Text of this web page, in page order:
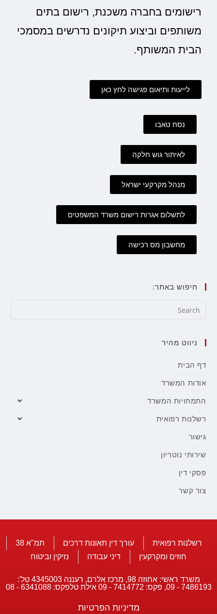
רישומים בחברה משכנת, רישום בתים
משותפים וביצוע תיקונים נדרשים במסמכי
הבית המשותף.
לייעות ותיאום פגישה לחץ כאן
נסח טאבו
לאיתור גוש חלקה
מנהל מקרקעי ישראל
לתשלום אגרות רישום משרד המשפטים
מחשבון מס רכישה
חיפוש באתר:
ניווט מהיר
דף הבית
אודות המשרד
התמחויות המשרד
רשלנות רפואית
גישור
שירותי נוטריון
פסקי דין
צור קשר
רשלנות רפואית עורך דין תאונות דרכים
תמ"א 38
חוזים ומקרקעין
דיני עבודה נזיקין וביטוח
משרד ראשי: אחוזה 98, מרכז אלרם, רעננה 4345003 טל':
7486193 - 09, פקס: 7414772 - 09 אילת טלפקס: 6341088 - 08
מדיניות הפרטיות